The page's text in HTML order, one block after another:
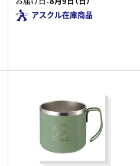
アスクル在庫商品